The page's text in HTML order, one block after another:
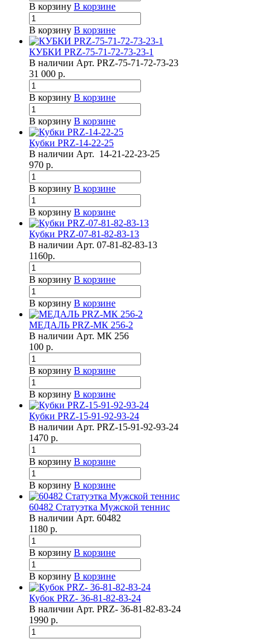
В корзину В корзине
В корзину В корзине
КУБКИ PRZ-75-71-72-73-23-1
В наличии Арт. PRZ-75-71-72-73-23
31 000 р.
В корзину В корзине
В корзину В корзине
Кубки PRZ-14-22-25
В наличии Арт. 14-21-22-23-25
970 р.
В корзину В корзине
В корзину В корзине
Кубки PRZ-07-81-82-83-13
В наличии Арт. 07-81-82-83-13
1160р.
В корзину В корзине
В корзину В корзине
МЕДАЛЬ PRZ-МК 256-2
В наличии Арт. МК 256
100 р.
В корзину В корзине
В корзину В корзине
Кубки PRZ-15-91-92-93-24
В наличии Арт. PRZ-15-91-92-93-24
1470 р.
В корзину В корзине
В корзину В корзине
60482 Статуэтка Мужской теннис
В наличии Арт. 60482
1180 р.
В корзину В корзине
В корзину В корзине
Кубок PRZ- 36-81-82-83-24
В наличии Арт. PRZ- 36-81-82-83-24
1990 р.